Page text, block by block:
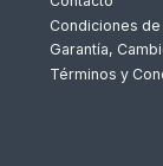
Condiciones
Garantía,
Términos y